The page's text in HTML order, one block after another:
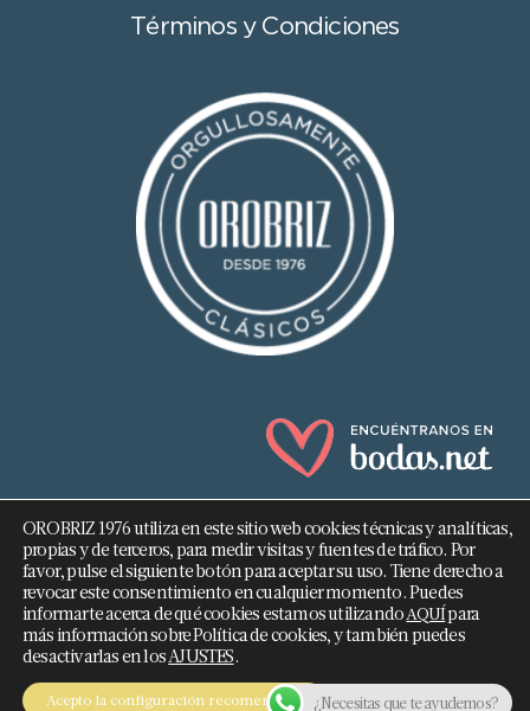
Términos y Condiciones
682 293 876
info@orobriz.es
OROBRIZ 1976 - 2026 ©
OROBRIZ 1976 utiliza en este sitio web cookies técnicas y analíticas,
propias y de terceros, para medir visitas y fuentes de tráfico. Por
favor, pulse el siguiente botón para aceptar su uso. Tiene derecho a
revocar este consentimiento en cualquier momento. Puedes
informarte acerca de qué cookies estamos utilizandoAQUÍpara
más información sobre Política de cookies, y también puedes
desactivarlas en losAJUSTES.
Acepto la configuración recomendada ¿Necesitas que te ayudemos?